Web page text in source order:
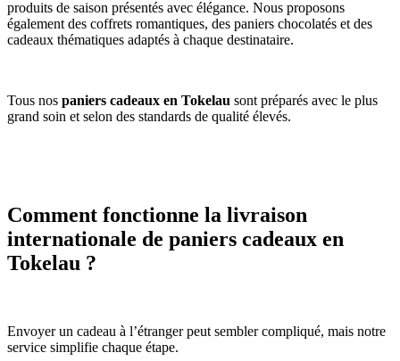
produits de saison présentés avec élégance. Nous proposons
également des coffrets romantiques, des paniers chocolatés et des
cadeaux thématiques adaptés à chaque destinataire.
Tous nos paniers cadeaux en Tokelau sont préparés avec le plus
grand soin et selon des standards de qualité élevés.
Comment fonctionne la livraison
internationale de paniers cadeaux en
Tokelau ?
Envoyer un cadeau à l’étranger peut sembler compliqué, mais notre
service simplifie chaque étape.